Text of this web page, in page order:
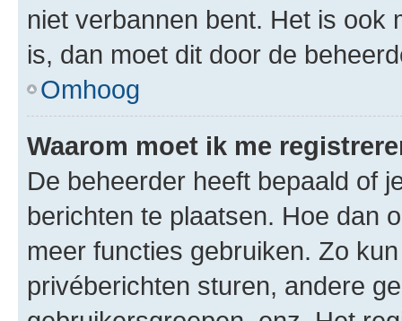
niet verbannen bent. Het is ook
is, dan moet dit door de
Omhoog
Waarom moet ik me
De beheerder heeft bepaald of
berichten te plaatsen. Hoe dan
meer functies gebruiken. Zo
privéberichten sturen, andere